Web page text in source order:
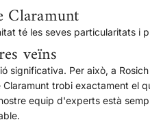
Claramunt
té les seves particularitats i
veïns
significativa. Per això, a
trobi exactament el
equip d'experts està